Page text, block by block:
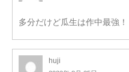
多分だけど瓜生は作中最強！
huji